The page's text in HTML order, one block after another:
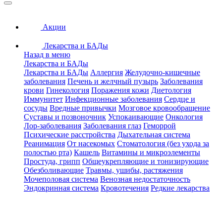
Акции
Лекарства и БАДы
Назад в меню
Лекарства и БАДы
Лекарства и БАДы Аллергия Желудочно-кишечные
заболевания Печень и желчный пузырь Заболевания
крови Гинекология Поражения кожи Диетология
Иммунитет Инфекционные заболевания Сердце и
сосуды Вредные привычки Мозговое кровообращение
Суставы и позвоночник Успокаивающие Онкология
Лор-заболевания Заболевания глаз Геморрой
Психические расстройства Дыхательная система
Реанимация От насекомых Стоматология (без ухода за
полостью рта) Кашель Витамины и микроэлементы
Простуда, грипп Общеукрепляющие и тонизирующие
Обезболивающие Травмы, ушибы, растяжения
Мочеполовая система Венозная недостаточность
Эндокринная система Кровотечения Редкие лекарства